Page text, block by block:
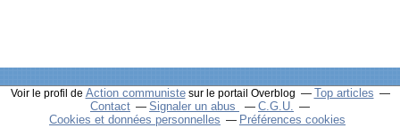
Voir le profil de Action communistesur le portail Overblog
Top articles
Contact
Signaler un abus
C.G.U.
Cookies et données personnelles
Préférences cookies